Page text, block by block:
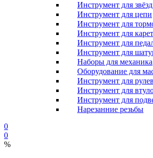
Инструмент для звёзд
Инструмент для цепи
Инструмент для
Инструмент для
Инструмент для
Инструмент для
Наборы для механика
Оборудование для
Инструмент для
Инструмент для
Инструмент для
Нарезанние резьбы
0
0
%